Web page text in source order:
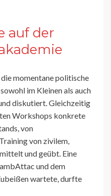
auf der
momentane politische
im Kleinen als auch
diskutiert. Gleichzeitig
Workshops konkrete
von
von zivilem,
und geübt. Eine
und dem
wartete, durfte